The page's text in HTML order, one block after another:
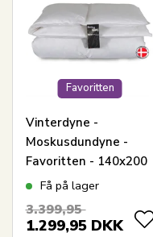
Favoritten
Vinterdyne -
Moskusdundyne -
Favoritten - 140x200
cm - Bedste dundyne
Få på lager
3.399,95
1.299,95 DKK